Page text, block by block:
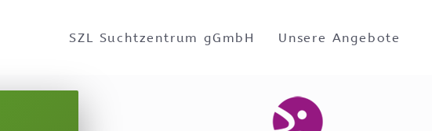
SZL Suchtzentrum gGmbH Unsere Angebote